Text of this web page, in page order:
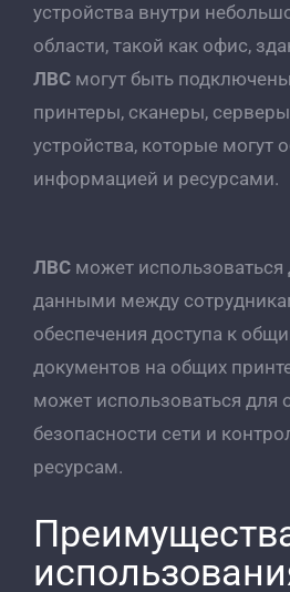
устройства внутри
области, такой как офис,
ЛВСмогут быть
принтеры, сканеры,
устройства, которые могут
информацией и ресурсами.
ЛВС может использоваться
данными между
обеспечения доступа к
документов на общих
может использоваться для
безопасности сети и
ресурсам.